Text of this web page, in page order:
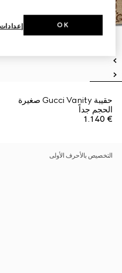
حقيبة Gucci Vanity صغيرة
الحجم جداً
€ 1.140
التخصيص بالأحرف الأولى
OK